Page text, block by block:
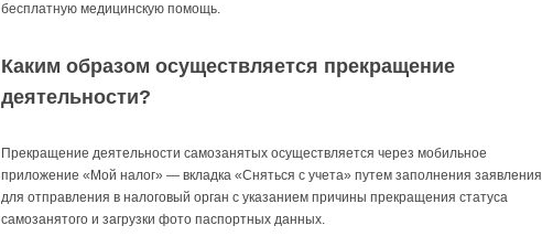
бесплатную медицинскую помощь.
Каким образом осуществляется прекращение
деятельности?
Прекращение деятельности самозанятых осуществляется через мобильное
приложение «Мой налог» — вкладка «Сняться с учета» путем заполнения заявления
для отправления в налоговый орган с указанием причины прекращения статуса
самозанятого и загрузки фото паспортных данных.